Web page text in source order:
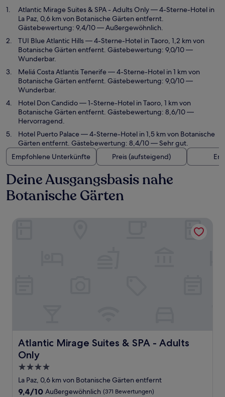
Atlantic Mirage Suites & SPA - Adults Only— 4-Sterne-Hotel in
La Paz, 0,6 km von Botanische Gärten entfernt.
Gästebewertung: 9,4/10 — Außergewöhnlich.
TUI Blue Atlantic Hills— 4-Sterne-Hotel in Taoro, 1,2 km von
Botanische Gärten entfernt. Gästebewertung: 9,0/10 —
Wunderbar.
Meliá Costa Atlantis Tenerife— 4-Sterne-Hotel in 1 km von
Botanische Gärten entfernt. Gästebewertung: 9,0/10 —
Wunderbar.
Hotel Don Candido— 1-Sterne-Hotel in Taoro, 1 km von
Botanische Gärten entfernt. Gästebewertung: 8,6/10 —
Hervorragend.
Hotel Puerto Palace— 4-Sterne-Hotel in 1,5 km von Botanische
Gärten entfernt. Gästebewertung: 8,4/10 — Sehr gut.
Empfohlene Unterkünfte
Preis (aufsteigend)
Deine Ausgangsbasis nahe
Botanische Gärten
Atlantic Mirage Suites & SPA - Adults
Only
Atlantic Mirage Suites & SPA - Adults Only
4.0-
Sterne-
Unterkunft
La Paz, 0,6 km von Botanische Gärten entfernt
9.4
9,4/10 Außergewöhnlich (371 Bewertungen)